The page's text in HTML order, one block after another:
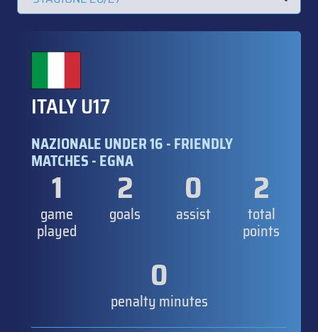
ITALY U17
NAZIONALE UNDER 16 - FRIENDLY
MATCHES - EGNA
1
game
played
2
goals
0
assist
2
total
points
0
penalty minutes